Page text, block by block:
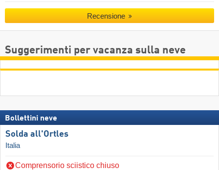
Recensione
Suggerimenti per vacanza sulla neve
Bollettini neve
Solda all'Ortles
Italia
Comprensorio sciistico chiuso